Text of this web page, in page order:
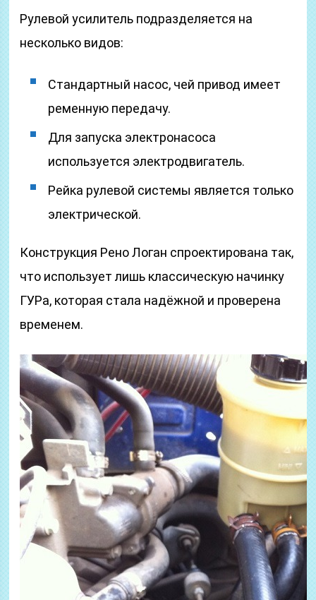
Рулевой усилитель подразделяется на
несколько видов:
Стандартный насос, чей привод имеет
ременную передачу.
Для запуска электронасоса
используется электродвигатель.
Рейка рулевой системы является только
электрической.
Конструкция Рено Логан спроектирована так,
что использует лишь классическую начинку
ГУРа, которая стала надёжной и проверена
временем.